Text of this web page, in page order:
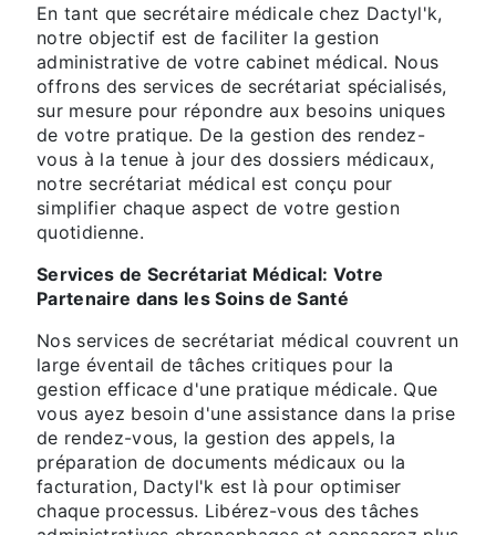
En tant que secrétaire médicale chez Dactyl'k,
notre objectif est de faciliter la gestion
administrative de votre cabinet médical. Nous
offrons des services de secrétariat spécialisés,
sur mesure pour répondre aux besoins uniques
de votre pratique. De la gestion des rendez-
vous à la tenue à jour des dossiers médicaux,
notre secrétariat médical est conçu pour
simplifier chaque aspect de votre gestion
quotidienne.
Services de Secrétariat Médical: Votre
Partenaire dans les Soins de Santé
Nos services de secrétariat médical couvrent un
large éventail de tâches critiques pour la
gestion efficace d'une pratique médicale. Que
vous ayez besoin d'une assistance dans la prise
de rendez-vous, la gestion des appels, la
préparation de documents médicaux ou la
facturation, Dactyl'k est là pour optimiser
chaque processus. Libérez-vous des tâches